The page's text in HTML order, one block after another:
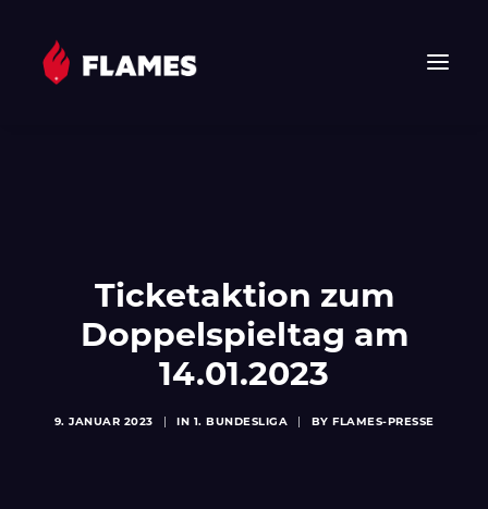
JUGEND
VEREIN
SPONSOREN & PARTNER
Ticketaktion zum
Doppelspieltag am
14.01.2023
9. JANUAR 2023 IN 1. BUNDESLIGA BY FLAMES-PRESSE